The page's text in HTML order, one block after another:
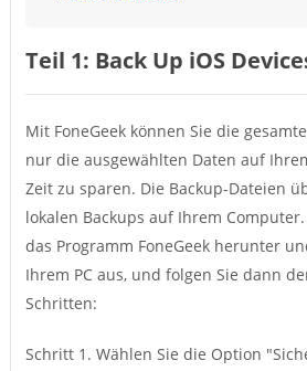
Teil 1: Back Up iOS
Mit FoneGeek können Sie die
nur die ausgewählten Daten auf
Zeit zu sparen. Die Backup-Dateien
lokalen Backups auf Ihrem
das Programm FoneGeek herunter
Ihrem PC aus, und folgen Sie dann
Schritten:
Schritt 1. Wählen Sie die Option